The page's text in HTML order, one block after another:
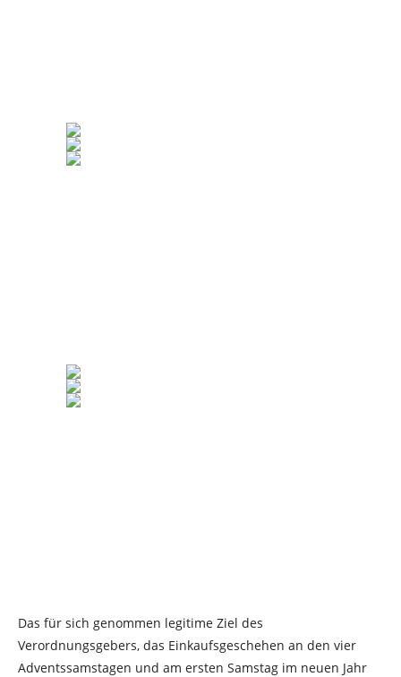
Das für sich genommen legitime Ziel des
Verordnungsgebers, das Einkaufsgeschehen an den vier
Adventssamstagen und am ersten Samstag im neuen Jahr